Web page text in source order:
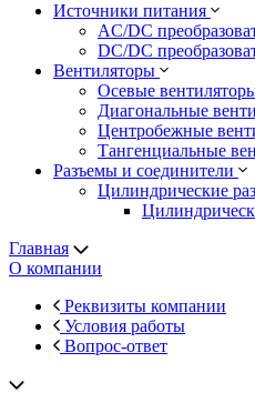
Источники питания
AC/DC
DC/DC
Вентиляторы
Осевые
Диагональные
Центробежные
Тангенциальные
Разъемы и соединители
Цилиндрические
Главная
О компании
Реквизиты компании
Условия работы
Вопрос-ответ